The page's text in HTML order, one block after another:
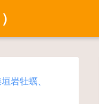
岩牡蠣、